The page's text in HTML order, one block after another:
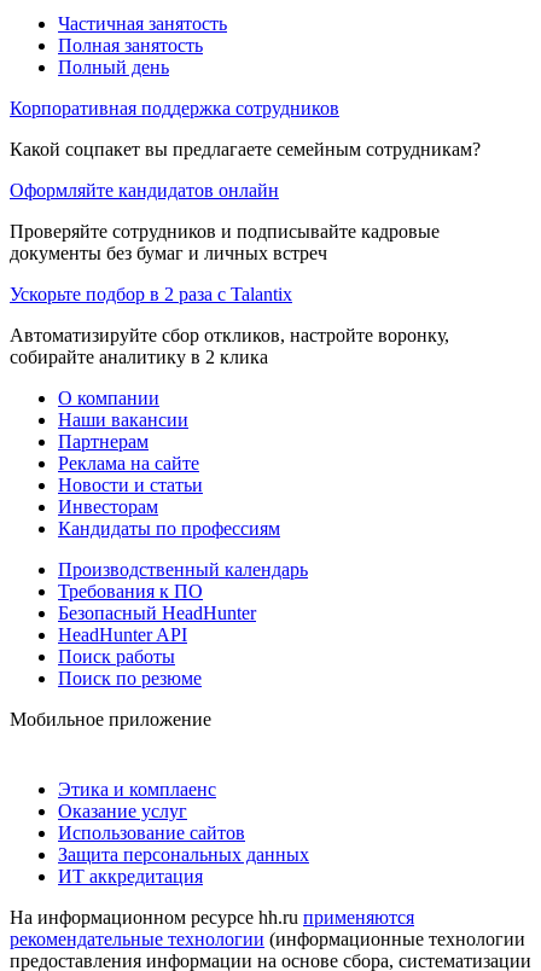
Частичная занятость
Полная занятость
Полный день
Корпоративная поддержка сотрудников
Какой соцпакет вы предлагаете семейным сотрудникам?
Оформляйте кандидатов онлайн
Проверяйте сотрудников и подписывайте кадровые
документы без бумаг и личных встреч
Ускорьте подбор в 2 раза с Talantix
Автоматизируйте сбор откликов, настройте воронку,
собирайте аналитику в 2 клика
О компании
Наши вакансии
Партнерам
Реклама на сайте
Новости и статьи
Инвесторам
Кандидаты по профессиям
Производственный календарь
Требования к ПО
Безопасный HeadHunter
HeadHunter API
Поиск работы
Поиск по резюме
Мобильное приложение
Этика и комплаенс
Оказание услуг
Использование сайтов
Защита персональных данных
ИТ аккредитация
На информационном ресурсе hh.ru применяются
рекомендательные технологии (информационные технологии
предоставления информации на основе сбора, систематизации